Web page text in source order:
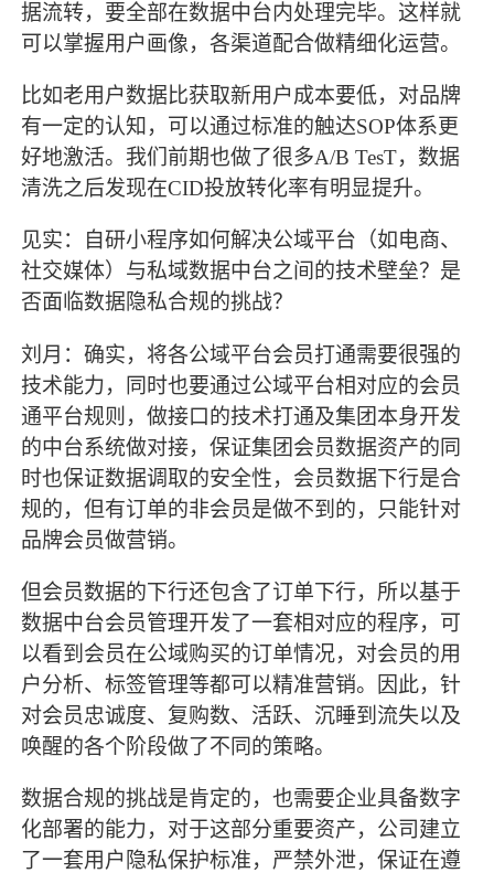
据流转，要全部在数据中台内处理完毕。这样就
可以掌握用户画像，各渠道配合做精细化运营。
比如老用户数据比获取新用户成本要低，对品牌
有一定的认知，可以通过标准的触达SOP体系更
好地激活。我们前期也做了很多A/B TesT，数据
清洗之后发现在CID投放转化率有明显提升。
见实：自研小程序如何解决公域平台（如电商、
社交媒体）与私域数据中台之间的技术壁垒？是
否面临数据隐私合规的挑战？
刘月：确实，将各公域平台会员打通需要很强的
技术能力，同时也要通过公域平台相对应的会员
通平台规则，做接口的技术打通及集团本身开发
的中台系统做对接，保证集团会员数据资产的同
时也保证数据调取的安全性，会员数据下行是合
规的，但有订单的非会员是做不到的，只能针对
品牌会员做营销。
但会员数据的下行还包含了订单下行，所以基于
数据中台会员管理开发了一套相对应的程序，可
以看到会员在公域购买的订单情况，对会员的用
户分析、标签管理等都可以精准营销。因此，针
对会员忠诚度、复购数、活跃、沉睡到流失以及
唤醒的各个阶段做了不同的策略。
数据合规的挑战是肯定的，也需要企业具备数字
化部署的能力，对于这部分重要资产，公司建立
了一套用户隐私保护标准，严禁外泄，保证在遵